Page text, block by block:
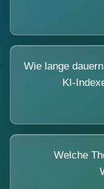
Wie lange
KI-
Welche